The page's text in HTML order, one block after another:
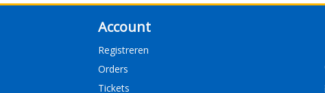
Account
Registreren
Orders
Tickets